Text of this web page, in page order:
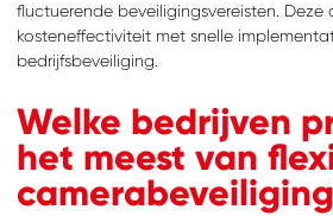
fluctuerende beveiligingsvereisten.
kosteneffectiviteit met snelle
bedrijfsbeveiliging.
Welke bedrijven
het meest van